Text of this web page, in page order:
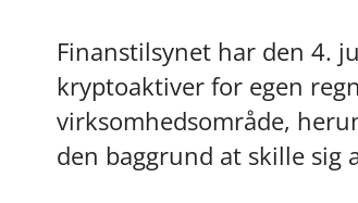
Finanstilsynet har den 4.
kryptoaktiver for egen
virksomhedsområde,
den baggrund at skille sig